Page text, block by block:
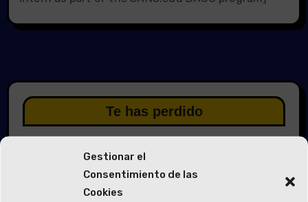
Gestionar el
Consentimiento de las
Cookies
Te has perdido